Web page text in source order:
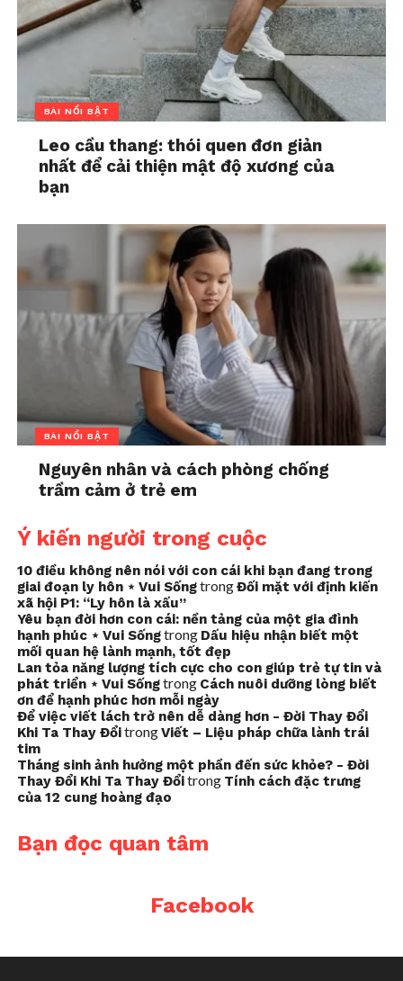
BÀI NỔI BẬT
Leo cầu thang: thói quen đơn giản
nhất để cải thiện mật độ xương của
bạn
BÀI NỔI BẬT
Nguyên nhân và cách phòng chống
trầm cảm ở trẻ em
Ý kiến người trong cuộc
10 điều không nên nói với con cái khi bạn đang trong
giai đoạn ly hôn ⋆ Vui SốngtrongĐối mặt với định kiến
xã hội P1: “Ly hôn là xấu”
Yêu bạn đời hơn con cái: nền tảng của một gia đình
hạnh phúc ⋆ Vui Sốngtrong Dấu hiệu nhận biết một
mối quan hệ lành mạnh, tốt đẹp
Lan tỏa năng lượng tích cực cho con giúp trẻ tự tin và
phát triển ⋆ Vui Sốngtrong Cách nuôi dưỡng lòng biết
ơn để hạnh phúc hơn mỗi ngày
Để việc viết lách trở nên dễ dàng hơn - Đời Thay Đổi
Khi Ta Thay ĐổitrongViết – Liệu pháp chữa lành trái
tim
Tháng sinh ảnh hưởng một phần đến sức khỏe? - Đời
Thay Đổi Khi Ta Thay Đổitrong Tính cách đặc trưng
của 12 cung hoàng đạo
Bạn đọc quan tâm
Facebook